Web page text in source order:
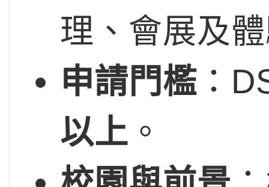
理、會展及
申請門檻：
以上 。